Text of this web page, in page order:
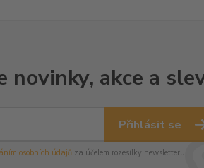
novinky, akce a
Přihlásit se
osobních údajůza účelem rozesílky newsletteru.